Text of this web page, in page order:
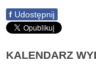
f Udostępnij
KALENDARZ